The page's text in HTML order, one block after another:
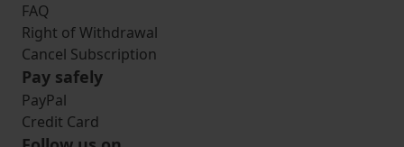
FAQ
Right of Withdrawal
Cancel Subscription
Pay safely
PayPal
Credit Card